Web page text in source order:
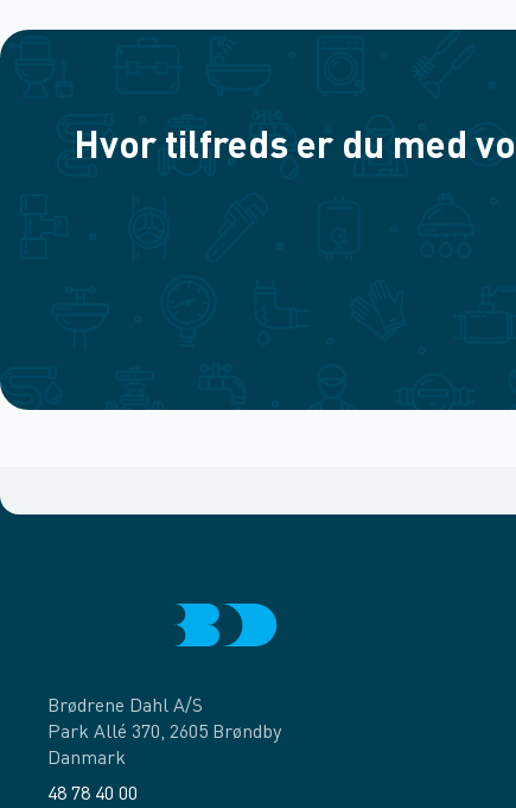
Hvor tilfreds er du med
Brødrene Dahl A/S
Park Allé 370, 2605 Brøndby
Danmark
48 78 40 00